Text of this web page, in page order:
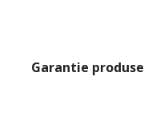
Garantie produse